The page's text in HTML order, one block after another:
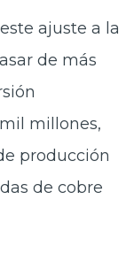
ajuste a la
de más
mil millones,
producción
de cobre